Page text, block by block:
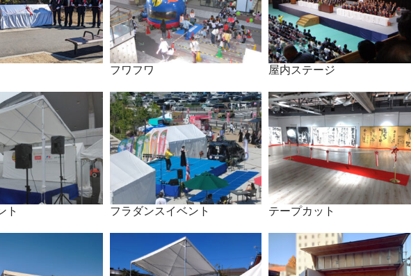
フワフワ 屋内ステージ
ト フラダンスイベント テープカット